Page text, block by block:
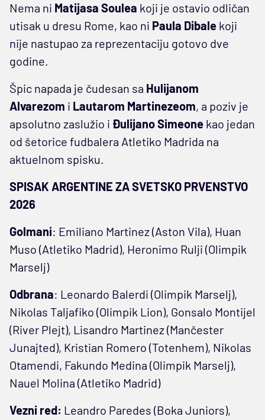
Nema ni Matijasa Soulea koji je ostavio odličan
utisak u dresu Rome, kao ni Paula Dibale koji
nije nastupao za reprezentaciju gotovo dve
godine.
Špic napada je čudesan sa Hulijanom
Alvarezom i Lautarom Martinezeom, a poziv je
apsolutno zaslužio i Đulijano Simeone kao jedan
od šetorice fudbalera Atletiko Madrida na
aktuelnom spisku.
SPISAK ARGENTINE ZA SVETSKO PRVENSTVO
2026
Golmani: Emiliano Martinez (Aston Vila), Huan
Muso (Atletiko Madrid), Heronimo Rulji (Olimpik
Marselj)
Odbrana: Leonardo Balerdi (Olimpik Marselj),
Nikolas Taljafiko (Olimpik Lion), Gonsalo Montijel
(River Plejt), Lisandro Martinez (Mančester
Junajted), Kristian Romero (Totenhem), Nikolas
Otamendi, Fakundo Medina (Olimpik Marselj),
Nauel Molina (Atletiko Madrid)
Vezni red: Leandro Paredes (Boka Juniors),